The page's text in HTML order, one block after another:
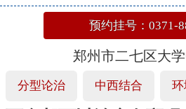
预约挂号：0371-
郑州市二七区大
分型论治 中西结合